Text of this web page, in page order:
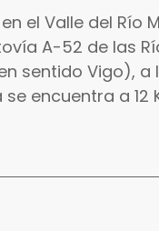
el Valle del Río
A-52 de las
sentido Vigo), a
encuentra a 12